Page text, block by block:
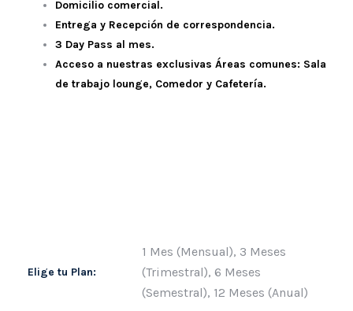
Domicilio comercial.
Entrega y Recepción de correspondencia.
3 Day Pass al mes.
Acceso a nuestras exclusivas Áreas comunes: Sala
de trabajo lounge, Comedor y Cafetería.
Elige tu Plan:
1 Mes (Mensual), 3 Meses
(Trimestral), 6 Meses
(Semestral), 12 Meses (Anual)